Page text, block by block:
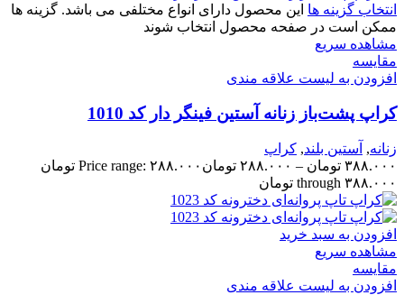
انتخاب گزینه ها این محصول دارای انواع مختلفی می باشد. گزینه ها
ممکن است در صفحه محصول انتخاب شوند
مشاهده سریع
مقایسه
افزودن به لیست علاقه مندی
کراپ پشت‌باز زنانه آستین فینگر دار کد 1010
زنانه, آستین بلند, کراپ
۳۸۸.۰۰۰ تومان – ۲۸۸.۰۰۰ تومان
Price range: ۲۸۸.۰۰۰ تومان
through ۳۸۸.۰۰۰ تومان
افزودن به سبد خرید
مشاهده سریع
مقایسه
افزودن به لیست علاقه مندی